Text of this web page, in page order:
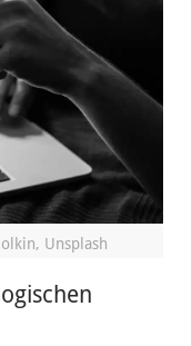
Unsplash